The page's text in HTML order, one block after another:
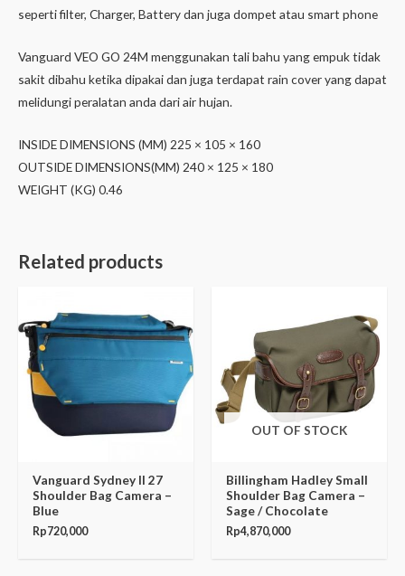
seperti filter, Charger, Battery dan juga dompet atau smart phone
Vanguard VEO GO 24M menggunakan tali bahu yang empuk tidak
sakit dibahu ketika dipakai dan juga terdapat rain cover yang dapat
melidungi peralatan anda dari air hujan.
INSIDE DIMENSIONS (MM) 225 × 105 × 160
OUTSIDE DIMENSIONS(MM) 240 × 125 × 180
WEIGHT (KG) 0.46
Related products
Vanguard Sydney II 27
Shoulder Bag Camera –
Blue
Rp720,000
OUT OF STOCK
Billingham Hadley Small
Shoulder Bag Camera –
Sage / Chocolate
Rp4,870,000